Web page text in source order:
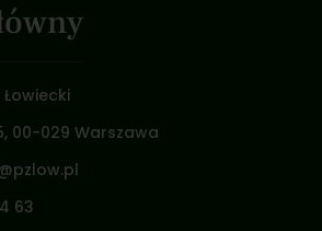
Łowiecki
00-029 Warszawa
63